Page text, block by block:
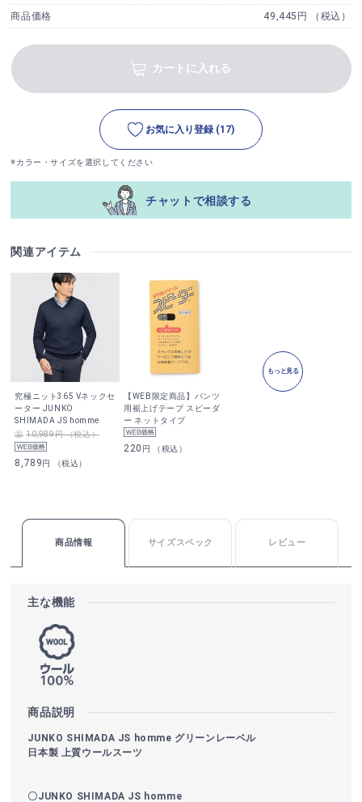
商品価格 49,445円 （税込）
カートに入れる
お気に入り登録 (17)
※カラー・サイズを選択してください
チャットで相談する
関連アイテム
究極ニット365 Vネックセ
ーター JUNKO
SHIMADA JS homme
10,989円 （税込）
8,789円 （税込）
【WEB限定商品】パンツ
用裾上げテープ スピーダ
ー ネットタイプ
220 円 （税込）
もっと見る
商品情報 サイズスペック レビュー
主な機能
商品説明
JUNKO SHIMADA JS homme グリーンレーベル
日本製 上質ウールスーツ
〇JUNKO SHIMADA JS homme